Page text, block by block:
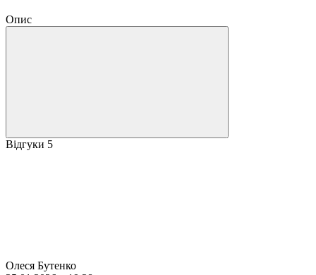
Опис
Відгуки 5
Олеся Бутенко